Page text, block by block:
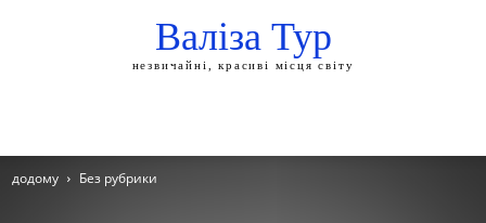
Валіза Тур
незвичайні, красиві місця світу
додому Без рубрики